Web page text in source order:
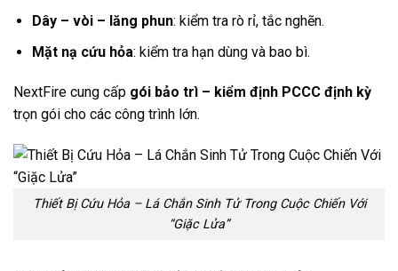
Dây – vòi – lăng phun: kiểm tra rò rỉ, tắc nghẽn.
Mặt nạ cứu hỏa: kiểm tra hạn dùng và bao bì.
NextFire cung cấp gói bảo trì – kiểm định PCCC định kỳ
trọn gói cho các công trình lớn.
Thiết Bị Cứu Hỏa – Lá Chắn Sinh Tử Trong Cuộc Chiến Với
“Giặc Lửa”